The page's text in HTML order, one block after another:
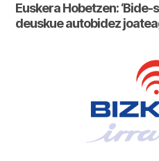
Euskera Hobetzen:
deuskue autobidez